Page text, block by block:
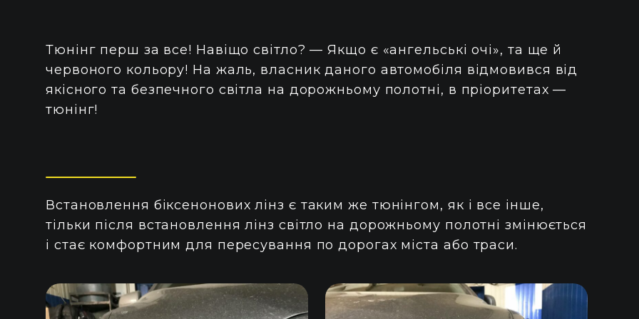
Тюнінг перш за все! Навіщо світло? — Якщо є «ангельські очі», та ще й
червоного кольору! На жаль, власник даного автомобіля відмовився від
якісного та безпечного світла на дорожньому полотні, в пріоритетах —
тюнінг!
Встановлення біксенонових лінз є таким же тюнінгом, як і все інше,
тільки після встановлення лінз світло на дорожньому полотні змінюється
і стає комфортним для пересування по дорогах міста або траси.